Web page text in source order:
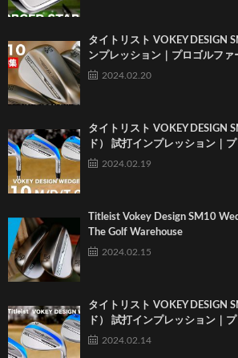
タイトリスト VOKEY DESIGN
ンプレッション｜プロゴルファ
2024.02.20
タイトリスト VOKEY DESIGN
ド） 試打インプレッション｜
2024.02.19
Titleist Vokey Design SM10
The Golf Warehouse
2024.02.15
タイトリスト VOKEY DESIGN
ド） 試打インプレッション｜
2024.02.14